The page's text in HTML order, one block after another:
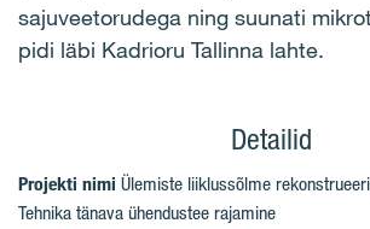
sajuveetorudega ning suunati
pidi läbi Kadrioru Tallinna lahte.
Detailid
Projekti nimi Ülemiste liiklussõlme
Tehnika tänava ühendustee rajamine